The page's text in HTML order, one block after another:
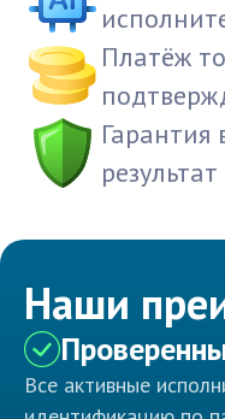
Платёж
Гарантия
Наши
Все активные